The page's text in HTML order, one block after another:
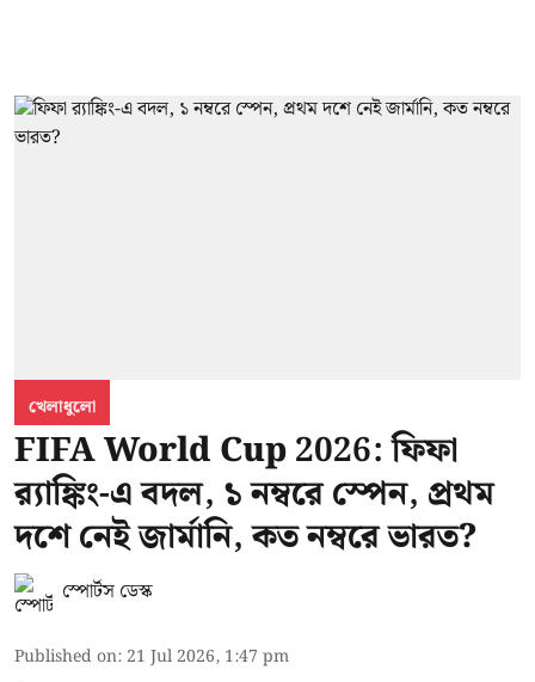
খেলাধুলো
FIFA World Cup 2026: ফিফা
র‍্যাঙ্কিং-এ বদল, ১ নম্বরে স্পেন, প্রথম
দশে নেই জার্মানি, কত নম্বরে ভারত?
স্পোর্টস ডেস্ক
Published on: 21 Jul 2026, 1:47 pm